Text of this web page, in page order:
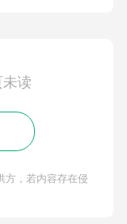
未读
方，若内容存在侵